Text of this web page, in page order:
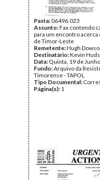
Pasta:06496.023
Assunto:Fax contendo
para um encontro acerca
de Timor-Leste
Remetente:Hugh
Destinatário:Kevin
Data: Quinta, 19 de
Fundo:Arquivo da
Timorense - TAPOL
Tipo Documental:
Página(s): 1